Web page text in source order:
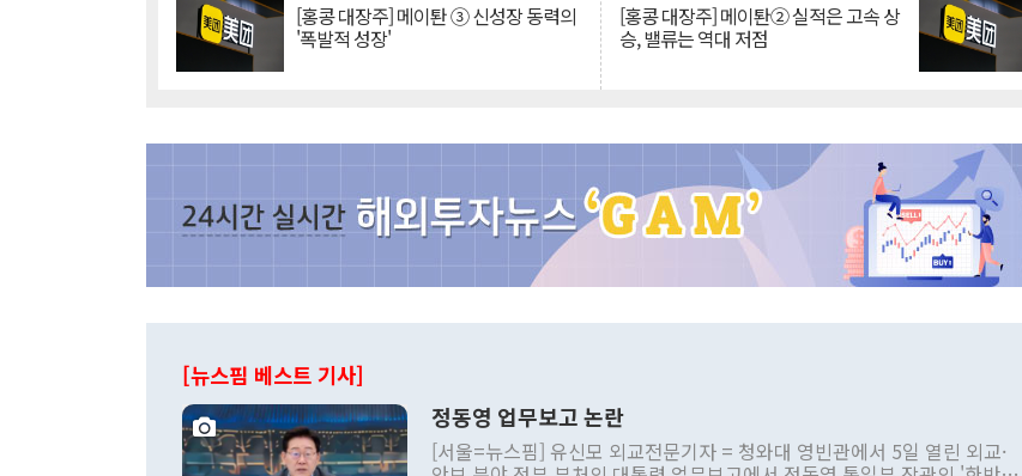
[홍콩 대장주] 메이퇀 ③ 신성장 동력의
'폭발적 성장'
[홍콩 대장주] 메이퇀② 실적은 고속 상
승, 밸류는 역대 저점
[뉴스핌 베스트 기사]
정동영 업무보고 논란
[서울=뉴스핌] 유신모 외교전문기자 = 청와대 영빈관에서 5일 열린 외교·